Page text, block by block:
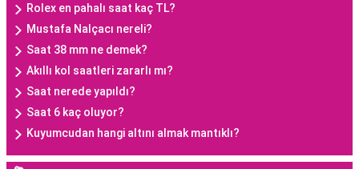
Rolex en pahalı saat kaç TL?
Mustafa Nalçacı nereli?
Saat 38 mm ne demek?
Akıllı kol saatleri zararlı mı?
Saat nerede yapıldı?
Saat 6 kaç oluyor?
Kuyumcudan hangi altını almak mantıklı?